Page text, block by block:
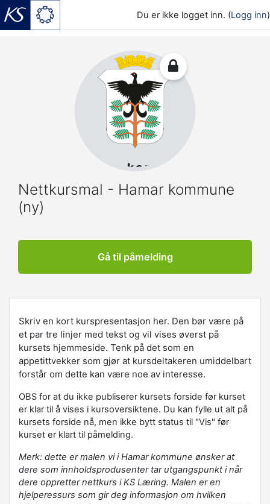
Du er ikke logget inn. (Logg inn)
Nettkursmal - Hamar kommune
(ny)
Gå til påmelding
Skriv en kort kurspresentasjon her. Den bør være på
et par tre linjer med tekst og vil vises øverst på
kursets hjemmeside. Tenk på det som en
appetittvekker som gjør at kursdeltakeren umiddelbart
forstår om dette kan være noe av interesse.
OBS for at du ikke publiserer kursets forside før kurset
er klar til å vises i kursoversiktene. Du kan fylle ut alt på
kursets forside nå, men ikke bytt status til "Vis" før
kurset er klart til påmelding.
Merk: dette er malen vi i Hamar kommune ønsker at
dere som innholdsprodusenter tar utgangspunkt i når
dere oppretter nettkurs i KS Læring. Malen er en
hjelperessurs som gir deg informasjon om hvilken